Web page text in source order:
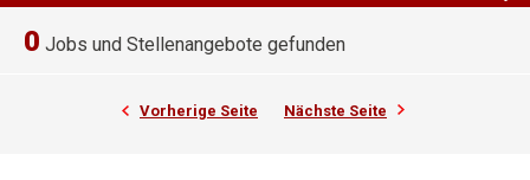
0 Jobs und Stellenangebote gefunden
Vorherige Seite Nächste Seite